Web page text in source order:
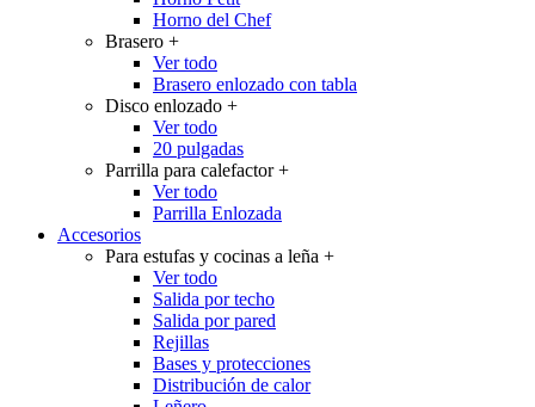
Horno del Chef
Brasero +
Ver todo
Brasero enlozado con tabla
Disco enlozado +
Ver todo
20 pulgadas
Parrilla para calefactor+
Ver todo
Parrilla Enlozada
Accesorios
Para estufas y cocinas a leña +
Ver todo
Salida por techo
Salida por pared
Rejillas
Bases y protecciones
Distribución de calor